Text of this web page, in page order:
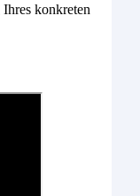
konkreten